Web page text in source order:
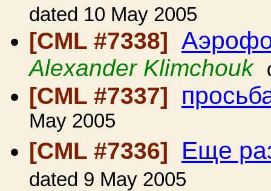
dated 10 May 2005
[CML #7338]
Alexander Klimchouk
[CML #7337]
May 2005
[CML #7336]
Еще
dated 9 May 2005